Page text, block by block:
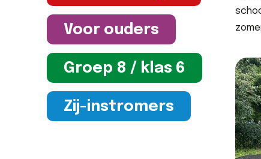
Voor ouders
Groep 8 / klas 6
Zij-instromers